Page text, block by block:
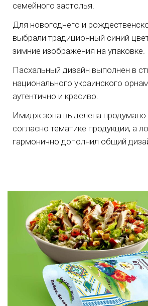
семейного застолья.
Для новогоднего и
выбрали традиционный синий
зимние изображения на упаковке.
Пасхальный дизайн выполнен в
национального украинского
аутентично и красиво.
Имидж зона выделена продумано
согласно тематике продукции, а
гармонично дополнил общий